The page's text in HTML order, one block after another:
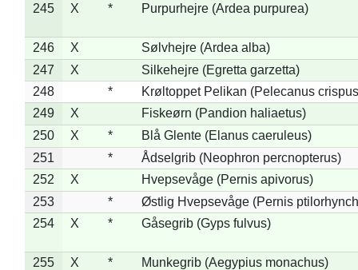
245
X * Purpurhejre (Ardea purpurea)
246 X
Sølvhejre (Ardea alba)
247
X
Silkehejre (Egretta garzetta)
248
*
Krøltoppet Pelikan (Pelecanus
249
X
Fiskeørn (Pandion haliaetus)
250
X *
Blå Glente (Elanus caeruleus)
251
*
Ådselgrib (Neophron percnopterus)
252
X
Hvepsevåge (Pernis apivorus)
253
*
Østlig Hvepsevåge (Pernis
254
X * Gåsegrib (Gyps fulvus)
255 X *
Munkegrib (Aegypius monachus)